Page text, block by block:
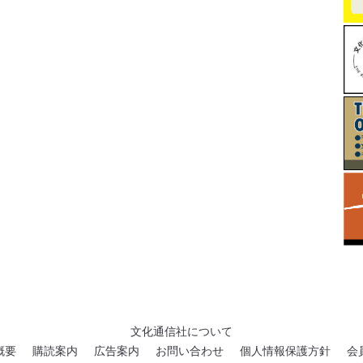
文化通信社について
要
購読案内 広告案内 お問い合わせ 個人情報保護方針 会